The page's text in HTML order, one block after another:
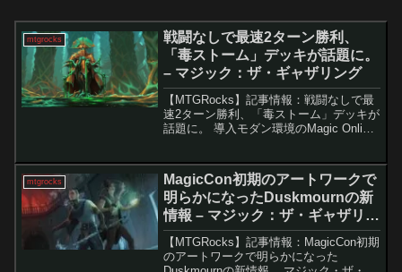
mtgrocks
戦闘なしで最速2ターン勝利、
「毒ストーム」デッキが話題に。
– マジック：ザ・ギャザリング
【MTGRocks】記事情報：戦闘なしで最
速2ターン勝利、「毒ストーム」デッキが
話題に。 導入モダン環境のMagic Online
しました。このデッキは、MTGでも屈...
mtgrocks
MagicCon初期のアートワークで
明らかになったDuskmournの新
情報 – マジック：ザ・ギャザリン
グ
【MTGRocks】記事情報：MagicCon初期
のアートワークで明らかになった